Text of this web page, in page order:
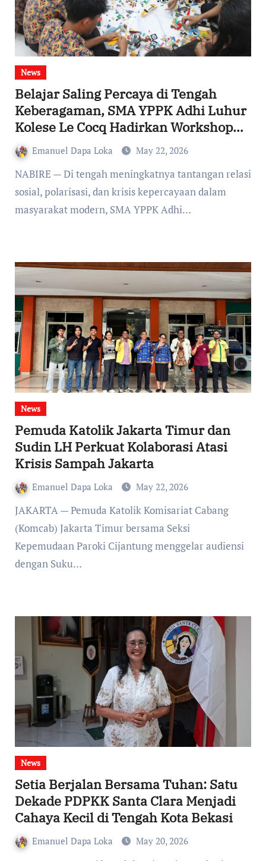
News
Belajar Saling Percaya di Tengah
Keberagaman, SMA YPPK Adhi Luhur
Kolese Le Cocq Hadirkan Workshop
Interkulturalitas di Nabire
Emanuel Dapa Loka May 22, 2026
NABIRE — Di tengah meningkatnya tantangan relasi
sosial, polarisasi, dan krisis kepercayaan dalam
masyarakat modern, SMA YPPK Adhi…
News
Pemuda Katolik Jakarta Timur dan
Sudin LH Perkuat Kolaborasi Atasi
Krisis Sampah Jakarta
Emanuel Dapa Loka May 22, 2026
JAKARTA — Pemuda Katolik Komisariat Cabang
(Komcab) Jakarta Timur bersama Seksi
Kepemudaan Paroki Cijantung menggelar audiensi
dengan Suku…
News
Setia Berjalan Bersama Tuhan: Satu
Dekade PDPKK Santa Clara Menjadi
Cahaya Kecil di Tengah Kota Bekasi
Emanuel Dapa Loka May 20, 2026